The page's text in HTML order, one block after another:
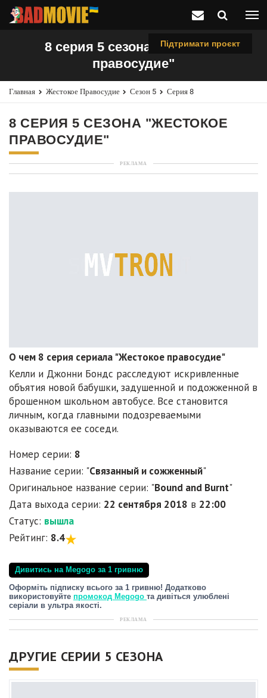
Підтримати проєкт
8 серия 5 сезона "Жестокое
правосудие"
Главная Жестокое Правосудие Сезон 5 Серия 8
8 СЕРИЯ 5 СЕЗОНА "ЖЕСТОКОЕ
ПРАВОСУДИЕ"
РЕКЛАМА
О чем 8 серия сериала "Жестокое правосудие"
Келли и Джонни Бондс расследуют искривленные
объятия новой бабушки, задушенной и подожженной в
брошенном школьном автобусе. Все становится
личным, когда главными подозреваемыми
оказываются ее соседи.
Номер серии: 8
Название серии: "Связанный и сожженный"
Оригинальное название серии: "Bound and Burnt"
Дата выхода серии: 22 сентября 2018 в 22:00
Статус: вышла
Рейтинг: 8.4
Дивитись на Megogo за 1 гривню
Оформіть підписку всього за 1 гривню! Додатково
використовуйте промокод Megogo та дивіться улюблені
серіали в ультра якості.
РЕКЛАМА
ДРУГИЕ СЕРИИ 5 СЕЗОНА